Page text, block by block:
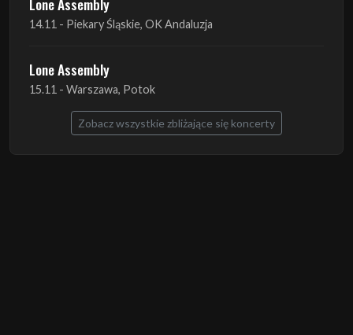
15.11 - Warszawa, Potok